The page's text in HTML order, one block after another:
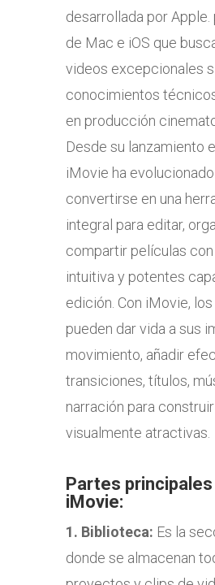
desarrollada por Apple.
de Mac e iOS que
videos excepcionales
conocimientos
en producción
Desde su lanzamiento
iMovie ha
convertirse en una
integral para editar,
compartir películas
intuitiva y potentes
edición. Con iMovie,
pueden dar vida a sus
movimiento, añadir
transiciones, títulos,
narración para
visualmente atractivas.
Partes principales
iMovie:
1. Biblioteca: Es la
donde se almacenan